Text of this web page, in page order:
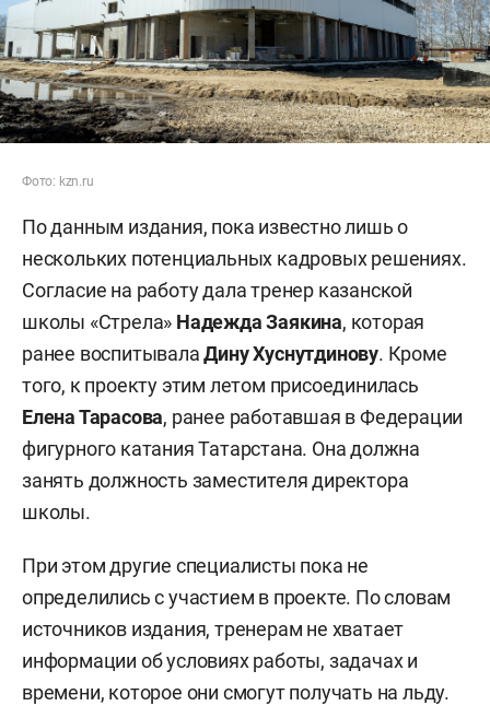
Фото: kzn.ru
По данным издания, пока известно лишь о
нескольких потенциальных кадровых решениях.
Согласие на работу дала тренер казанской
школы «Стрела» Надежда Заякина, которая
ранее воспитывалаДину Хуснутдинову. Кроме
того, к проекту этим летом присоединилась
Елена Тарасова, ранее работавшая в Федерации
фигурного катания Татарстана. Она должна
занять должность заместителя директора
школы.
При этом другие специалисты пока не
определились с участием в проекте. По словам
источников издания, тренерам не хватает
информации об условиях работы, задачах и
времени, которое они смогут получать на льду.